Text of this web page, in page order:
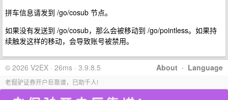
拼车信息请发到 /go/cosub 节点。
如果没有发送到 /go/cosub，那么会被移动到 /go/pointless。如果持
续触发这样的移动，会导致账号被禁用。
About · Language
© 2026 V2EX · 26ms · 3.9.8.5
老倔驴证券开户巨靠谱，已助千人!